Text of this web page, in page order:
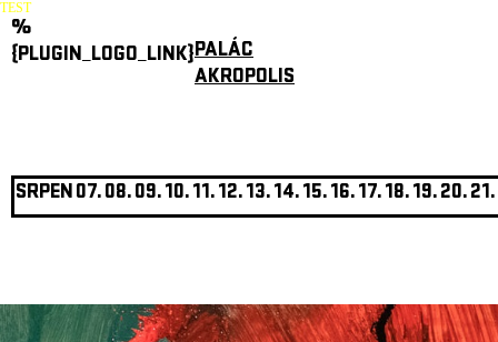
TEST
%
{PLUGIN_LOGO_LINK}PALÁC
AKROPOLIS
SRPEN07.08.09.10.11.12.13.14.15.16.17.18.19.20.21.